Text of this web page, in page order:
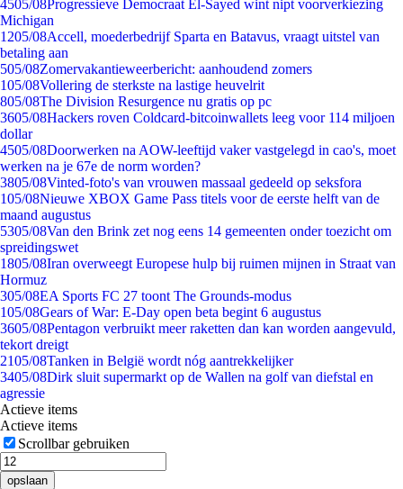
4505/08Progressieve Democraat El-Sayed wint nipt voorverkiezing
Michigan
1205/08Accell, moederbedrijf Sparta en Batavus, vraagt uitstel van
betaling aan
505/08Zomervakantieweerbericht: aanhoudend zomers
105/08Vollering de sterkste na lastige heuvelrit
805/08The Division Resurgence nu gratis op pc
3605/08Hackers roven Coldcard-bitcoinwallets leeg voor 114 miljoen
dollar
4505/08Doorwerken na AOW-leeftijd vaker vastgelegd in cao's, moet
werken na je 67e de norm worden?
3805/08Vinted-foto's van vrouwen massaal gedeeld op seksfora
105/08Nieuwe XBOX Game Pass titels voor de eerste helft van de
maand augustus
5305/08Van den Brink zet nog eens 14 gemeenten onder toezicht om
spreidingswet
1805/08Iran overweegt Europese hulp bij ruimen mijnen in Straat van
Hormuz
305/08EA Sports FC 27 toont The Grounds-modus
105/08Gears of War: E-Day open beta begint 6 augustus
3605/08Pentagon verbruikt meer raketten dan kan worden aangevuld,
tekort dreigt
2105/08Tanken in België wordt nóg aantrekkelijker
3405/08Dirk sluit supermarkt op de Wallen na golf van diefstal en
agressie
Actieve items
Actieve items
Scrollbar gebruiken
opslaan